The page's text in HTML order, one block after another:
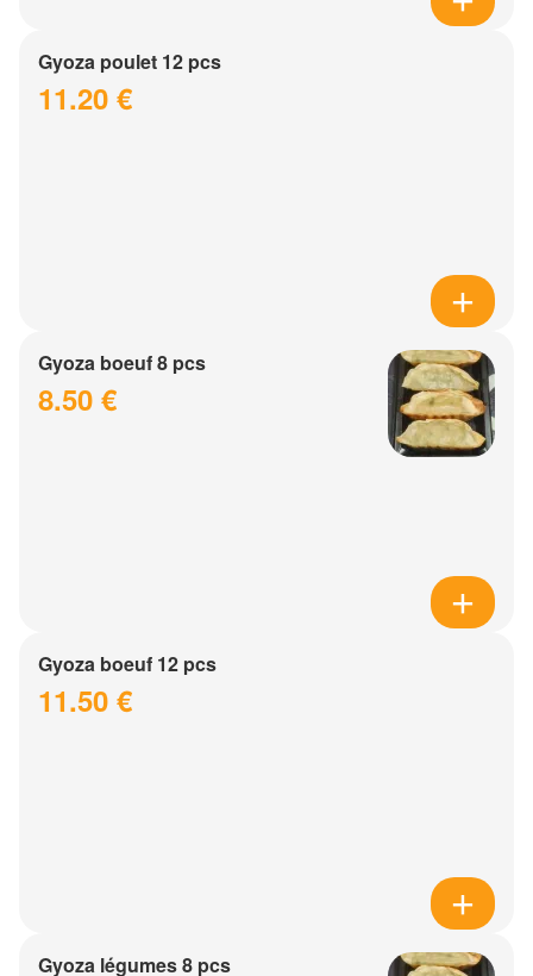
Gyoza poulet 12 pcs
11.20 €
Gyoza boeuf 8 pcs
8.50 €
Gyoza boeuf 12 pcs
11.50 €
Gyoza légumes 8 pcs